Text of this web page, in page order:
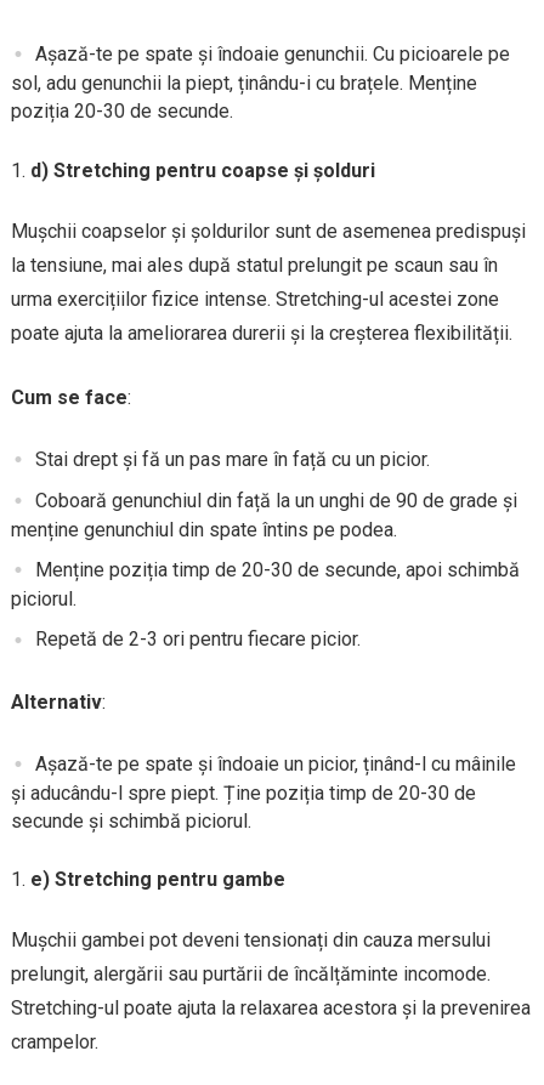
Așază-te pe spate și îndoaie genunchii. Cu picioarele pe
sol, adu genunchii la piept, ținându-i cu brațele. Menține
poziția 20-30 de secunde.
d) Stretching pentru coapse și șolduri
Mușchii coapselor și șoldurilor sunt de asemenea predispuși
la tensiune, mai ales după statul prelungit pe scaun sau în
urma exercițiilor fizice intense. Stretching-ul acestei zone
poate ajuta la ameliorarea durerii și la creșterea flexibilității.
Cum se face:
Stai drept și fă un pas mare în față cu un picior.
Coboară genunchiul din față la un unghi de 90 de grade și
menține genunchiul din spate întins pe podea.
Menține poziția timp de 20-30 de secunde, apoi schimbă
piciorul.
Repetă de 2-3 ori pentru fiecare picior.
Alternativ:
Așază-te pe spate și îndoaie un picior, ținând-l cu mâinile
și aducându-l spre piept. Ține poziția timp de 20-30 de
secunde și schimbă piciorul.
e) Stretching pentru gambe
Mușchii gambei pot deveni tensionați din cauza mersului
prelungit, alergării sau purtării de încălțăminte incomode.
Stretching-ul poate ajuta la relaxarea acestora și la prevenirea
crampelor.